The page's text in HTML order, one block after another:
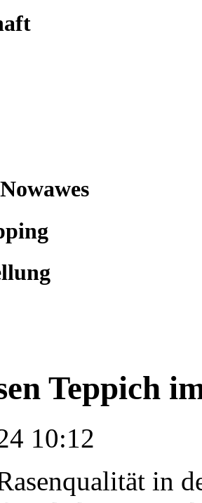
Teppich
10:12
in